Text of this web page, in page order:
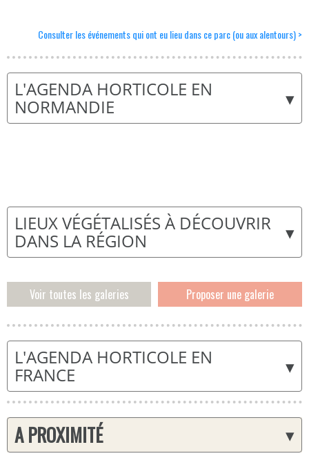
Consulter les événements qui ont eu lieu dans ce parc (ou aux alentours) >
▾
L'AGENDA HORTICOLE EN
NORMANDIE
▾
LIEUX VÉGÉTALISÉS À DÉCOUVRIR
DANS LA RÉGION
Voir toutes les galeries Proposer une galerie
▾
L'AGENDA HORTICOLE EN
FRANCE
▾
A PROXIMITÉ